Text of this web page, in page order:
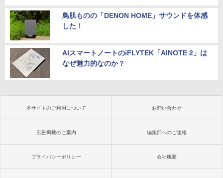
鳥肌ものの「DENON HOME」サウンドを体感
した！
AIスマートノートのiFLYTEK「AINOTE 2」は
なぜ魅力的なのか？
本サイトのご利用について お問い合わせ
広告掲載のご案内 編集部へのご連絡
プライバシーポリシー 会社概要